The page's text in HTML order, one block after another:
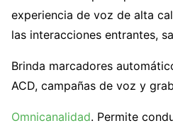
experiencia de voz de alta
las interacciones entrantes,
Brinda marcadores
ACD, campañas de voz y
Omnicanalidad. Permite